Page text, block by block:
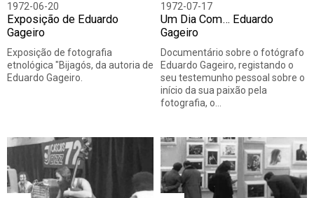
1972-06-20
Exposição de Eduardo
Gageiro
Exposição de fotografia
etnológica "Bijagós, da autoria de
Eduardo Gageiro.
1972-07-17
Um Dia Com… Eduardo
Gageiro
Documentário sobre o fotógrafo
Eduardo Gageiro, registando o
seu testemunho pessoal sobre o
início da sua paixão pela
fotografia, o…